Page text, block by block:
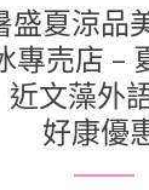
盛夏涼品
專売店 –
文藻外
好康優